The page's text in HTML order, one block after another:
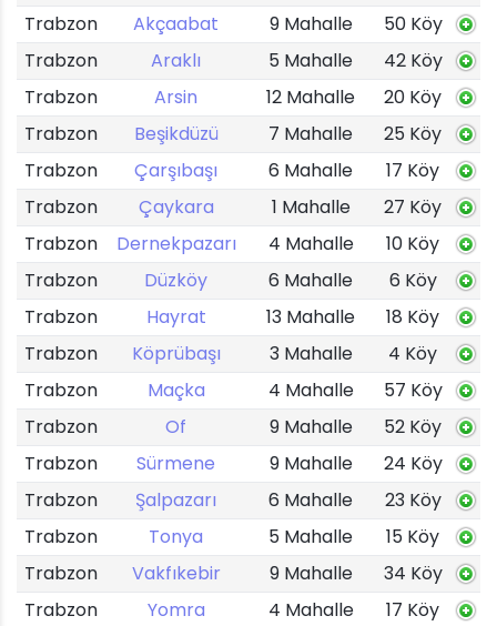
Trabzon Akçaabat 9 Mahalle
50 Köy
Trabzon
Araklı 5 Mahalle
42 Köy
Trabzon
Arsin 12 Mahalle
20 Köy
Trabzon
Beşikdüzü 7 Mahalle
25 Köy
Trabzon
Çarşıbaşı 6 Mahalle
17 Köy
Trabzon
Çaykara 1 Mahalle
27 Köy
Trabzon
Dernekpazarı 4 Mahalle
10 Köy
Trabzon
Düzköy 6 Mahalle
6 Köy
Trabzon
Hayrat 13 Mahalle
18 Köy
Trabzon
Köprübaşı 3 Mahalle
4 Köy
Trabzon
Maçka 4 Mahalle
57 Köy
Trabzon
Of 9 Mahalle
52 Köy
Trabzon
Sürmene 9 Mahalle
24 Köy
Trabzon
Şalpazarı 6 Mahalle
23 Köy
Trabzon
Tonya 5 Mahalle
15 Köy
Trabzon
Vakfıkebir 9 Mahalle
34 Köy
Trabzon
Yomra 4 Mahalle 17 Köy